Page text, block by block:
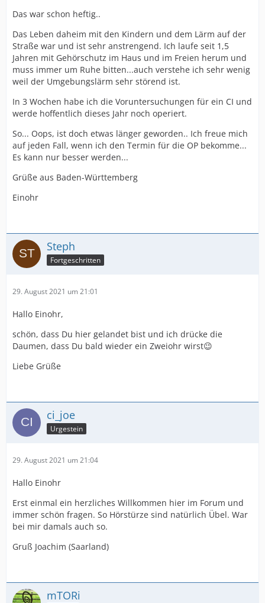
Das war schon heftig..
Das Leben daheim mit den Kindern und dem Lärm auf der
Straße war und ist sehr anstrengend. Ich laufe seit 1,5
Jahren mit Gehörschutz im Haus und im Freien herum und
muss immer um Ruhe bitten...auch verstehe ich sehr wenig
weil der Umgebungslärm sehr störend ist.
In 3 Wochen habe ich die Voruntersuchungen für ein CI und
werde hoffentlich dieses Jahr noch operiert.
So... Oops, ist doch etwas länger geworden.. Ich freue mich
auf jeden Fall, wenn ich den Termin für die OP bekomme...
Es kann nur besser werden...
Grüße aus Baden-Württemberg
Einohr
Steph
Fortgeschritten
29. August 2021 um 21:01
Hallo Einohr,
schön, dass Du hier gelandet bist und ich drücke die
Daumen, dass Du bald wieder ein Zweiohr wirst😉
Liebe Grüße
ci_joe
Urgestein
29. August 2021 um 21:04
Hallo Einohr
Erst einmal ein herzliches Willkommen hier im Forum und
immer schön fragen. So Hörstürze sind natürlich Übel. War
bei mir damals auch so.
Gruß Joachim (Saarland)
mTORi